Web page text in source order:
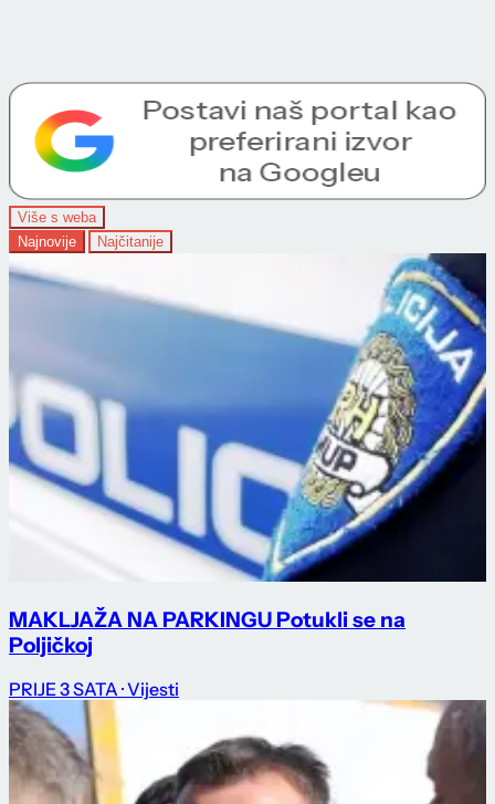
Više s weba
Najnovije
Najčitanije
MAKLJAŽA NA PARKINGU Potukli se na
Poljičkoj
PRIJE 3 SATA · Vijesti